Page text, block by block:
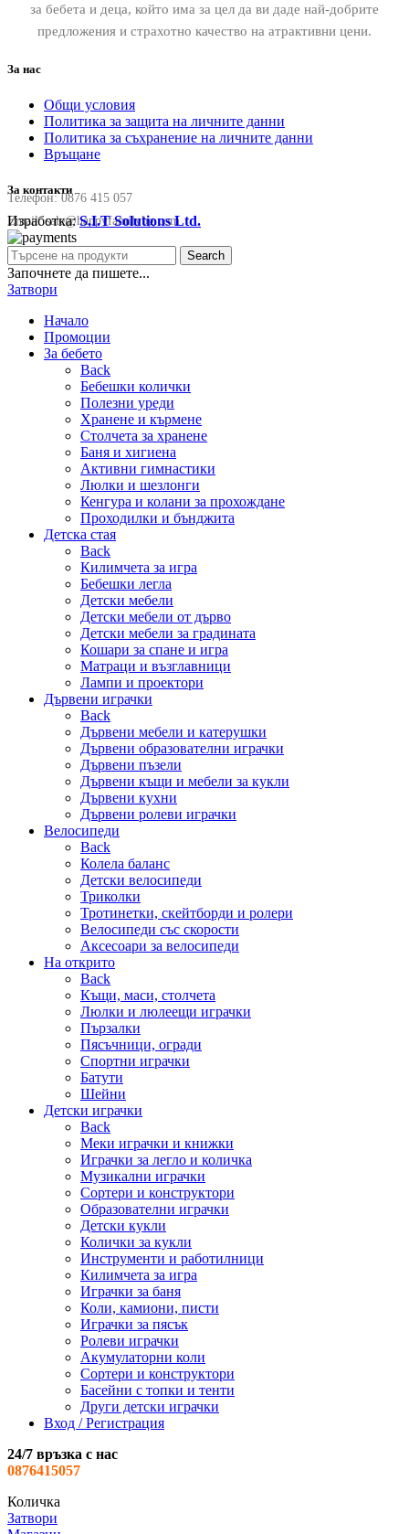
за бебета и деца, който има за цел да ви даде най-добрите
предложения и страхотно качество на атрактивни цени.
За нас
Общи условия
Политика за защита на личните данни
Политика за съхранение на личните данни
Връщане
За контакти
Телефон:0876 415 057
Email:sale@happyfamilybg.com
Изработка:S.I.T Solutions Ltd.
Search
Започнете да пишете...
Затвори
Начало
Промоции
За бебето
Back
Бебешки колички
Полезни уреди
Хранене и кърмене
Столчета за хранене
Баня и хигиена
Активни гимнастики
Люлки и шезлонги
Кенгура и колани за прохождане
Проходилки и бънджита
Детска стая
Back
Килимчета за игра
Бебешки легла
Детски мебели
Детски мебели от дърво
Детски мебели за градината
Кошари за спане и игра
Матраци и възглавници
Лампи и проектори
Дървени играчки
Back
Дървени мебели и катерушки
Дървени образователни играчки
Дървени пъзели
Дървени къщи и мебели за кукли
Дървени кухни
Дървени ролеви играчки
Велосипеди
Back
Колела баланс
Детски велосипеди
Триколки
Тротинетки, скейтборди и ролери
Велосипеди със скорости
Аксесоари за велосипеди
На открито
Back
Къщи, маси, столчета
Люлки и люлеещи играчки
Пързалки
Пясъчници, огради
Спортни играчки
Батути
Шейни
Детски играчки
Back
Меки играчки и книжки
Играчки за легло и количка
Музикални играчки
Сортери и конструктори
Образователни играчки
Детски кукли
Колички за кукли
Инструменти и работилници
Килимчета за игра
Играчки за баня
Коли, камиони, писти
Играчки за пясък
Ролеви играчки
Акумулаторни коли
Сортери и конструктори
Басейни с топки и тенти
Други детски играчки
Вход / Регистрация
24/7 връзка с нас
0876415057
Количка
Затвори